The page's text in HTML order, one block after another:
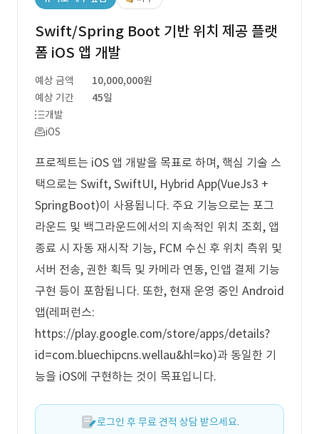
Swift/Spring Boot 기반 위치 제공 플랫
폼 iOS 앱 개발
예상 금액
10,000,000원
예상 기간
45일
개발
iOS
프로젝트는 iOS 앱 개발을 목표로 하며, 핵심 기술 스
택으로는 Swift, SwiftUI, Hybrid App(VueJs3 +
SpringBoot)이 사용됩니다. 주요 기능으로는 포그
라운드 및 백그라운드에서의 지속적인 위치 조회, 앱
종료 시 자동 재시작 기능, FCM 수신 후 위치 측위 및
서버 전송, 권한 획득 및 카메라 연동, 인앱 결제 기능
구현 등이 포함됩니다. 또한, 현재 운영 중인 Android
앱(레퍼런스:
https://play.google.com/store/apps/details?
id=com.bluechipcns.wellau&hl=ko)과 동일한 기
능을 iOS에 구현하는 것이 목표입니다.
로그인 후 무료 견적 상담 받으세요.